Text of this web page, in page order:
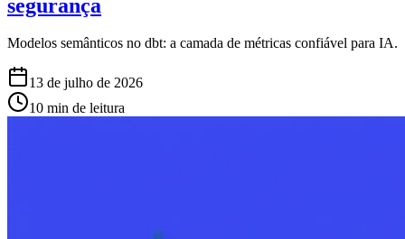
segurança
Modelos semânticos no dbt: a camada de métricas confiável para IA.
13 de julho de 2026
10 min de leitura